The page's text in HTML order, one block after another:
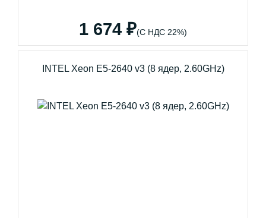
1 674 ₽(С НДС 22%)
INTEL Xeon E5-2640 v3 (8 ядер, 2.60GHz)